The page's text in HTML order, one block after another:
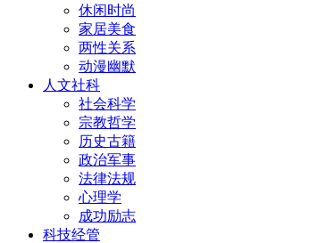
休闲时尚
家居美食
两性关系
动漫幽默
人文社科
社会科学
宗教哲学
历史古籍
政治军事
法律法规
心理学
成功励志
科技经管